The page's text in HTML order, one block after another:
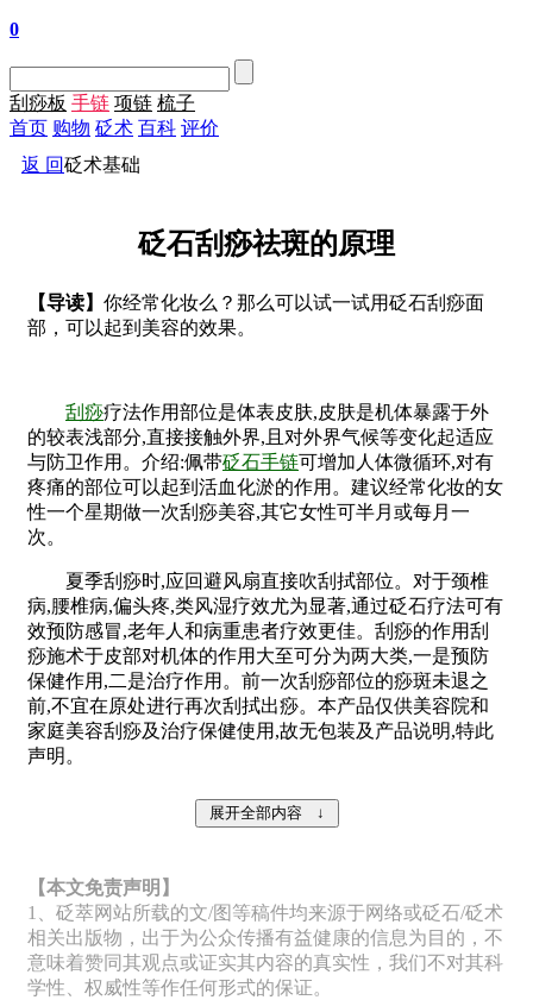
0
刮痧板 手链 项链 梳子
首页 购物 砭术 百科 评价
返 回砭术基础
砭石刮痧祛斑的原理
【导读】 你经常化妆么？那么可以试一试用砭石刮痧面
部，可以起到美容的效果。
刮痧疗法作用部位是体表皮肤,皮肤是机体暴露于外
的较表浅部分,直接接触外界,且对外界气候等变化起适应
与防卫作用。介绍:佩带砭石手链可增加人体微循环,对有
疼痛的部位可以起到活血化淤的作用。建议经常化妆的女
性一个星期做一次刮痧美容,其它女性可半月或每月一
次。
夏季刮痧时,应回避风扇直接吹刮拭部位。对于颈椎
病,腰椎病,偏头疼,类风湿疗效尤为显著,通过砭石疗法可有
效预防感冒,老年人和病重患者疗效更佳。刮痧的作用刮
痧施术于皮部对机体的作用大至可分为两大类,一是预防
保健作用,二是治疗作用。前一次刮痧部位的痧斑未退之
前,不宜在原处进行再次刮拭出痧。本产品仅供美容院和
家庭美容刮痧及治疗保健使用,故无包装及产品说明,特此
声明。
【本文免责声明】
1、砭萃网站所载的文/图等稿件均来源于网络或砭石/砭术
相关出版物，出于为公众传播有益健康的信息为目的，不
意味着赞同其观点或证实其内容的真实性，我们不对其科
学性、权威性等作任何形式的保证。